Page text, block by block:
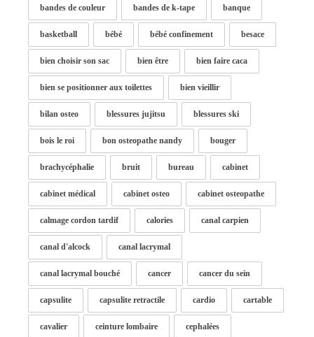
bandes de couleur bandes de k-tape banque
basketball bébé bébé confinement besace
bien choisir son sac bien être bien faire caca
bien se positionner aux toilettes bien vieillir
bilan osteo blessures jujitsu blessures ski
bois le roi bon osteopathe nandy bouger
brachycéphalie bruit bureau cabinet
cabinet médical cabinet osteo cabinet osteopathe
calmage cordon tardif calories canal carpien
canal d'alcock canal lacrymal
canal lacrymal bouché cancer cancer du sein
capsulite capsulite retractile cardio cartable
cavalier ceinture lombaire cephalées